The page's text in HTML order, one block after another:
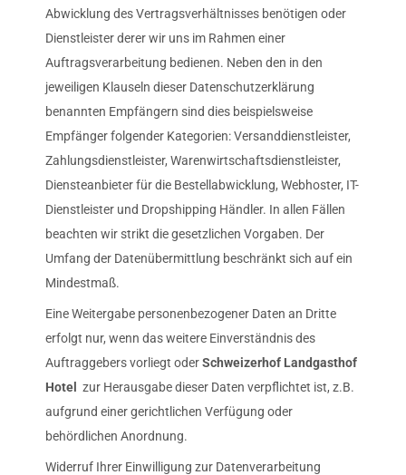
Abwicklung des Vertragsverhältnisses benötigen oder
Dienstleister derer wir uns im Rahmen einer
Auftragsverarbeitung bedienen. Neben den in den
jeweiligen Klauseln dieser Datenschutzerklärung
benannten Empfängern sind dies beispielsweise
Empfänger folgender Kategorien: Versanddienstleister,
Zahlungsdienstleister, Warenwirtschaftsdienstleister,
Diensteanbieter für die Bestellabwicklung, Webhoster, IT-
Dienstleister und Dropshipping Händler. In allen Fällen
beachten wir strikt die gesetzlichen Vorgaben. Der
Umfang der Datenübermittlung beschränkt sich auf ein
Mindestmaß.
Eine Weitergabe personenbezogener Daten an Dritte
erfolgt nur, wenn das weitere Einverständnis des
Auftraggebers vorliegt oderSchweizerhof Landgasthof
Hotel
zur Herausgabe dieser Daten verpflichtet ist, z.B.
aufgrund einer gerichtlichen Verfügung oder
behördlichen Anordnung.
Widerruf Ihrer Einwilligung zur Datenverarbeitung